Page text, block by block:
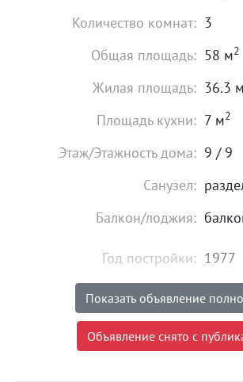
Количество комнат: 3
Общая площадь: 58 м2
Жилая площадь: 36.3 м
Площадь кухни: 7 м2
Этаж/Этажность дома: 9 / 9
Санузел:
Балкон/лоджия:
Год постройки: 1977
Состояние:
Цена: 5
Показать объявление
Объявление снято с